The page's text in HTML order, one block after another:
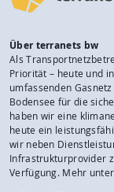
Über terranets bw
Als
Priorität – heute und
umfassenden
Bodensee für die
haben wir eine
heute ein
wir neben
Infrastrukturprovider
Verfügung. Mehr unter